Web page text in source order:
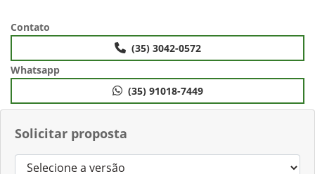
Solicitar proposta
Contato
(35) 3042-0572
Whatsapp
(35) 91018-7449